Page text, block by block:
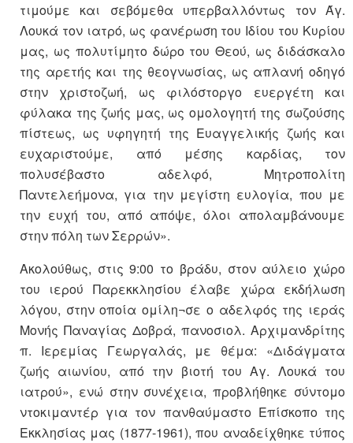
τιμούμε και σεβόμεθα υπερβαλλόντως τον Άγ.
Λουκά τον ιατρό, ως φανέρωση του Ιδίου του Κυρίου
μας, ως πολυτίμητο δώρο του Θεού, ως διδάσκαλο
της αρετής και της θεογνωσίας, ως απλανή οδηγό
στην χριστοζωή, ως φιλόστοργο ευεργέτη και
φύλακα της ζωής μας, ως ομολογητή της σωζούσης
πίστεως, ως υφηγητή της Ευαγγελικής ζωής και
ευχαριστούμε, από μέσης καρδίας, τον
πολυσέβαστο αδελφό, Μητροπολίτη
Παντελεήμονα, για την μεγίστη ευλογία, που με
την ευχή του, από απόψε, όλοι απολαμβάνουμε
στην πόλη των Σερρών».
Ακολούθως, στις 9:00 το βράδυ, στον αύλειο χώρο
του ιερού Παρεκκλησίου έλαβε χώρα εκδήλωση
λόγου, στην οποία ομίλη¬σε ο αδελφός της ιεράς
Μονής Παναγίας Δοβρά, πανοσιολ. Αρχιμανδρίτης
π. Ιερεμίας Γεωργαλάς, με θέμα: «Διδάγματα
ζωής αιωνίου, από την βιοτή του Αγ. Λουκά του
ιατρού», ενώ στην συνέχεια, προβλήθηκε σύντομο
ντοκιμαντέρ για τον πανθαύμαστο Επίσκοπο της
Εκκλησίας μας (1877-1961), που αναδείχθηκε τύπος